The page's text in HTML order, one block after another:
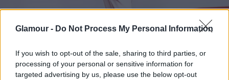
Glamour - Do Not Process My Personal Information
If you wish to opt-out of the sale, sharing to third parties, or
processing of your personal or sensitive information for
targeted advertising by us, please use the below opt-out